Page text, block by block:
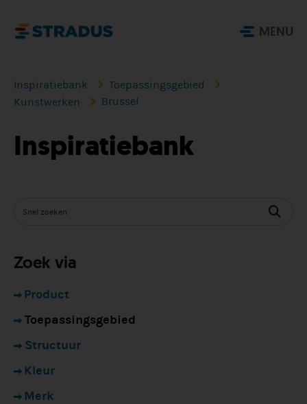
MENU
Inspiratiebank
Toepassingsgebied
Kunstwerken
Brussel
Inspiratiebank
Zoek via
Product
Toepassingsgebied
Structuur
Kleur
Merk